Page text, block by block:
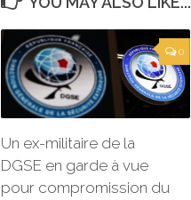
0
Un ex-militaire de la
DGSE en garde à vue
pour compromission du